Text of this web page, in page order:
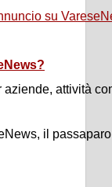
su
attività
il